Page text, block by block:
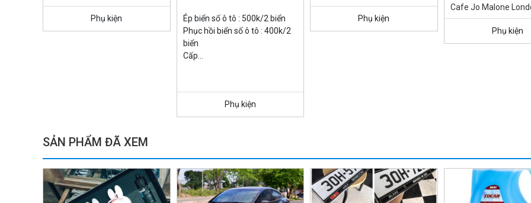
dầu nước hoa 15 ml ) – Cảm
Phụ kiện
700,000 ₫.là:
500,000 ₫.
Ép biển số ô tô : 500k/2 biển
Phục hồi biển số ô tô : 400k/2
biển
Cấp...
Phụ kiện
dầu nước hoa 15ml ) – Cảm
hứng một viên đạn...
Phụ kiện
Cafe Jo Malone
cảm – Tự tin bản
Phụ kiện
SẢN PHẨM ĐÃ XEM